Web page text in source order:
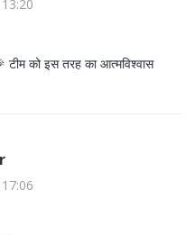
को इस तरह का आत्मविश्वास